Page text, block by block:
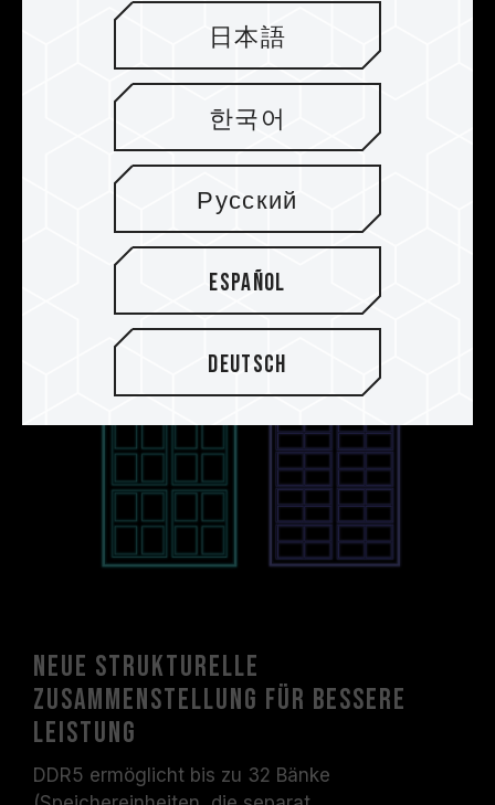
Unterstützt On-Die ECC für
stabilere Systeme
Der TEAMGROUP ELITE SO-DIMM DDR5
unterstützt On-Die ECCs, eine Funktionalität zur
Selbstkorrektur von DRAM-Zellen, um die
Stabilität von DRAM-Systemen mit DDR5
sicherzustellen.
Neue strukturelle
Zusammenstellung für bessere
Leistung
DDR5 ermöglicht bis zu 32 Bänke
日本語
한국어
Русский
Español
Deutsch